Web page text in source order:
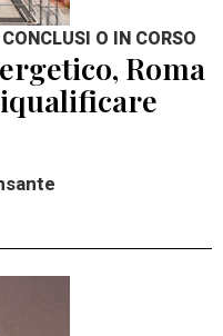
O IN CORSO
Roma